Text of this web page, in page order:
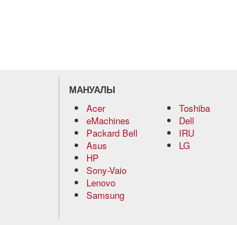
МАНУАЛЫ
Acer
eMachines
Packard Bell
Asus
HP
Sony-Vaio
Lenovo
Samsung
Toshiba
Dell
IRU
LG